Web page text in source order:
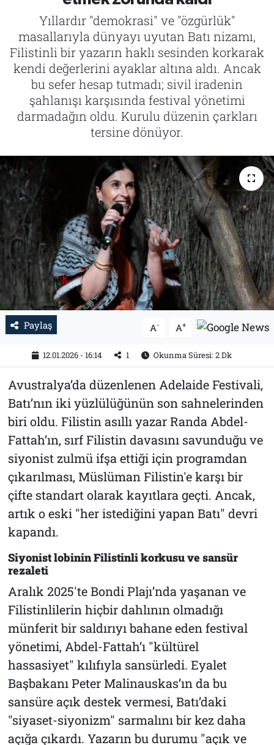
Yıllardır "demokrasi" ve "özgürlük"
masallarıyla dünyayı uyutan Batı nizamı,
Filistinli bir yazarın haklı sesinden korkarak
kendi değerlerini ayaklar altına aldı. Ancak
bu sefer hesap tutmadı; sivil iradenin
şahlanışı karşısında festival yönetimi
darmadağın oldu. Kurulu düzenin çarkları
tersine dönüyor.
Paylaş A- A+
12.01.2026 - 16:14 1 Okunma Süresi: 2 Dk
Avustralya’da düzenlenen Adelaide Festivali,
Batı’nın iki yüzlülüğünün son sahnelerinden
biri oldu. Filistin asıllı yazar Randa Abdel-
Fattah’ın, sırf Filistin davasını savunduğu ve
siyonist zulmü ifşa ettiği için programdan
çıkarılması, Müslüman Filistin'e karşı bir
çifte standart olarak kayıtlara geçti. Ancak,
artık o eski "her istediğini yapan Batı" devri
kapandı.
Siyonist lobinin Filistinli korkusu ve sansür
rezaleti
Aralık 2025'te Bondi Plajı’nda yaşanan ve
Filistinlilerin hiçbir dahlının olmadığı
münferit bir saldırıyı bahane eden festival
yönetimi, Abdel-Fattah’ı "kültürel
hassasiyet" kılıfıyla sansürledi. Eyalet
Başbakanı Peter Malinauskas’ın da bu
sansüre açık destek vermesi, Batı’daki
"siyaset-siyonizm" sarmalını bir kez daha
açığa çıkardı. Yazarın bu durumu "açık ve
Tarih
İletişim
Künye